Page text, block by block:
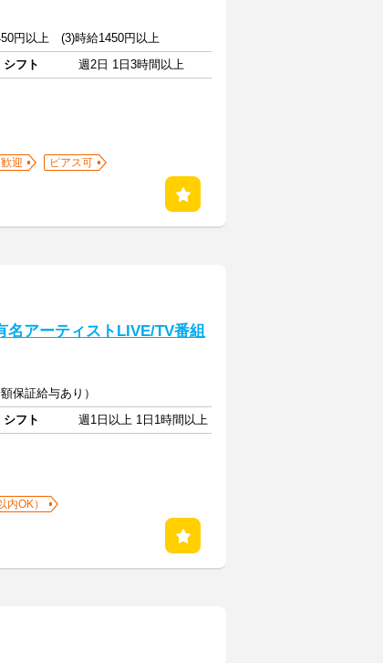
円以上 (3)時給1450円以上
シフト
週2日 1日3時間以上
迎
ピアス可
名アーティストLIVE/TV番組
保証給与あり）
シフト
週1日以上 1日1時間以上
内OK）